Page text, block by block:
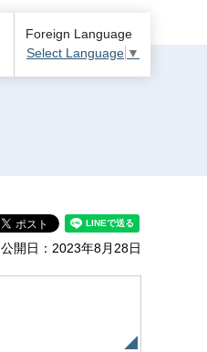
Foreign Language
Select Language ▼
公開日：2023年8月28日